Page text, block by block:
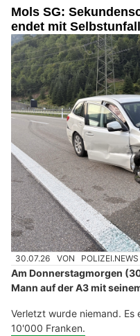
Mols SG:
endet mit
30.07.26 VON
Am Donnerstagmorgen
Mann auf der A3 mit
Verletzt wurde niemand.
10'000 Franken.